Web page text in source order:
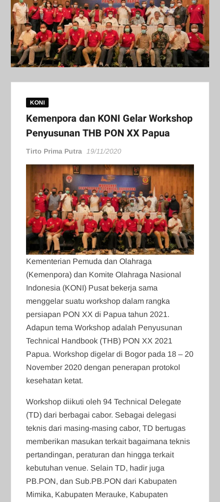
KONI
Kemenpora dan KONI Gelar Workshop
Penyusunan THB PON XX Papua
Tirto Prima Putra 19/11/2020
Kementerian Pemuda dan Olahraga
(Kemenpora) dan Komite Olahraga Nasional
Indonesia (KONI) Pusat bekerja sama
menggelar suatu workshop dalam rangka
persiapan PON XX di Papua tahun 2021.
Adapun tema Workshop adalah Penyusunan
Technical Handbook (THB) PON XX 2021
Papua. Workshop digelar di Bogor pada 18 – 20
November 2020 dengan penerapan protokol
kesehatan ketat.
Workshop diikuti oleh 94 Technical Delegate
(TD) dari berbagai cabor. Sebagai delegasi
teknis dari masing-masing cabor, TD bertugas
memberikan masukan terkait bagaimana teknis
pertandingan, peraturan dan hingga terkait
kebutuhan venue. Selain TD, hadir juga
PB.PON, dan Sub.PB.PON dari Kabupaten
Mimika, Kabupaten Merauke, Kabupaten